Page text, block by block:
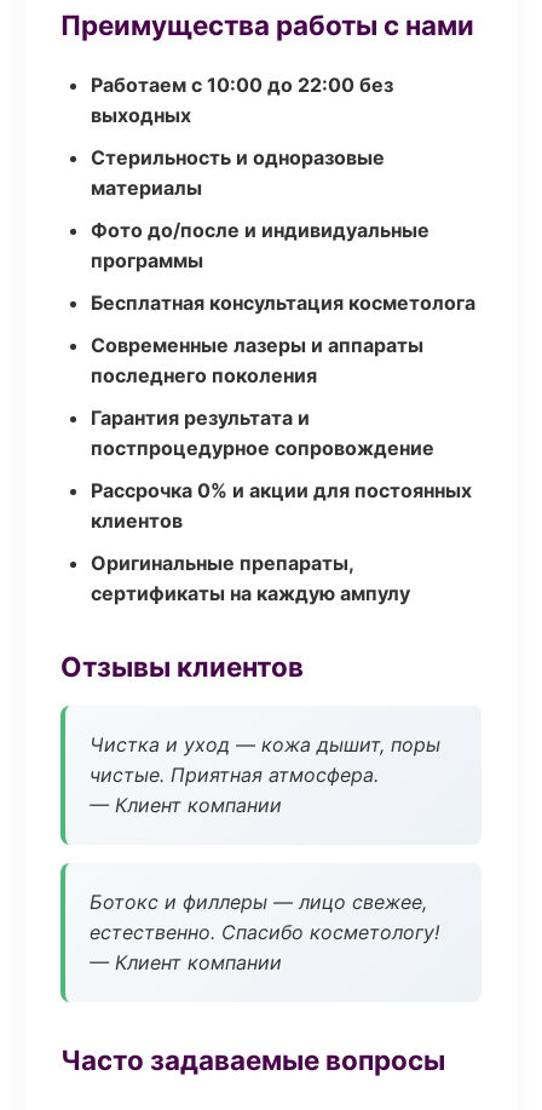
Преимущества работы с нами
Работаем с 10:00 до 22:00 без
выходных
Стерильность и одноразовые
материалы
Фото до/после и индивидуальные
программы
Бесплатная консультация косметолога
Современные лазеры и аппараты
последнего поколения
Гарантия результата и
постпроцедурное сопровождение
Рассрочка 0% и акции для постоянных
клиентов
Оригинальные препараты,
сертификаты на каждую ампулу
Отзывы клиентов
Чистка и уход — кожа дышит, поры
чистые. Приятная атмосфера.
— Клиент компании
Ботокс и филлеры — лицо свежее,
естественно. Спасибо косметологу!
— Клиент компании
Часто задаваемые вопросы